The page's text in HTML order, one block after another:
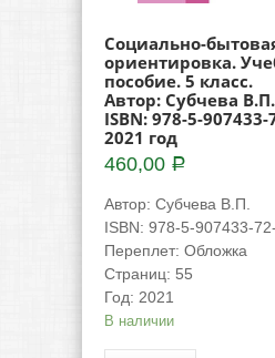
Социально-
ориентировка.
пособие. 5 класс.
Автор: Субчева В.П.
ISBN: 978-5-907433-
2021 год
460,00 Р
Автор: Субчева В.П.
ISBN: 978-5-907433-
Переплет: Обложка
Страниц: 55
Год: 2021
В наличии